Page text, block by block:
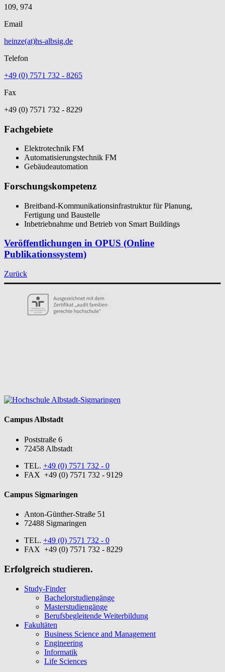
109, 974
Email
heinze(at)hs-albsig.de
Telefon
+49 (0) 7571 732 - 8265
Fax
+49 (0) 7571 732 - 8229
Fachgebiete
Elektrotechnik FM
Automatisierungstechnik FM
Gebäudeautomation
Forschungskompetenz
Breitband-Kommunikationsinfrastruktur für Planung,
Fertigung und Baustelle
Inbetriebnahme und Betrieb von Smart Buildings
Veröffentlichungen in OPUS (Online
Publikationssystem)
Zurück
Campus Albstadt
Poststraße 6
72458 Albstadt
TEL. +49 (0) 7571 732 - 0
FAX +49 (0) 7571 732 - 9129
Campus Sigmaringen
Anton-Günther-Straße 51
72488 Sigmaringen
TEL. +49 (0) 7571 732 - 0
FAX +49 (0) 7571 732 - 8229
Erfolgreich studieren.
Study-Finder
Bachelorstudiengänge
Masterstudiengänge
Berufsbegleitende Weiterbildung
Fakultäten
Business Science and Management
Engineering
Informatik
Life Sciences